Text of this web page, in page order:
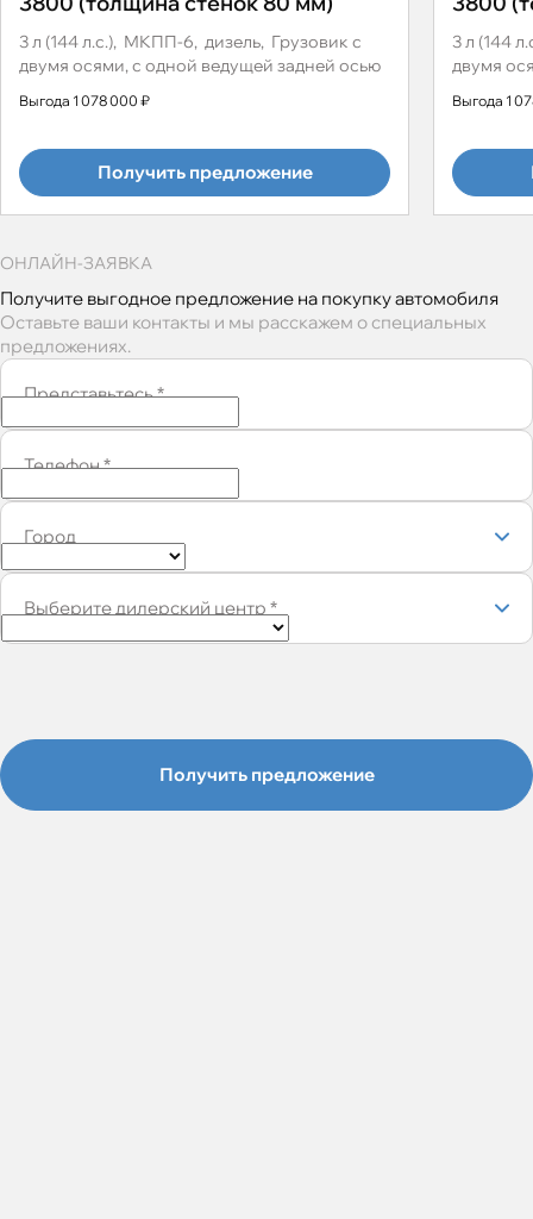
3 л (144 л.с.), МКПП-6, дизель, Грузовик с
двумя осями, с одной ведущей задней осью
Выгода 1 078 000 ₽
Получить предложение
3 л (144
двумя
Выгода 1
ОНЛАЙН-ЗАЯВКА
Получите выгодное предложение на покупку автомобиля
Оставьте ваши контакты и мы расскажем о специальных
предложениях.
Представьтесь*
Телефон*
Город
Выберите дилерский центр *
Получить предложение